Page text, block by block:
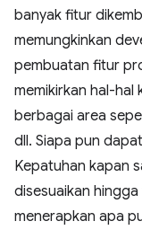
banyak fitur
memungkinkan
pembuatan fitur
memikirkan hal-hal
berbagai area
dll. Siapa pun
Kepatuhan kapan
disesuaikan
menerapkan apa